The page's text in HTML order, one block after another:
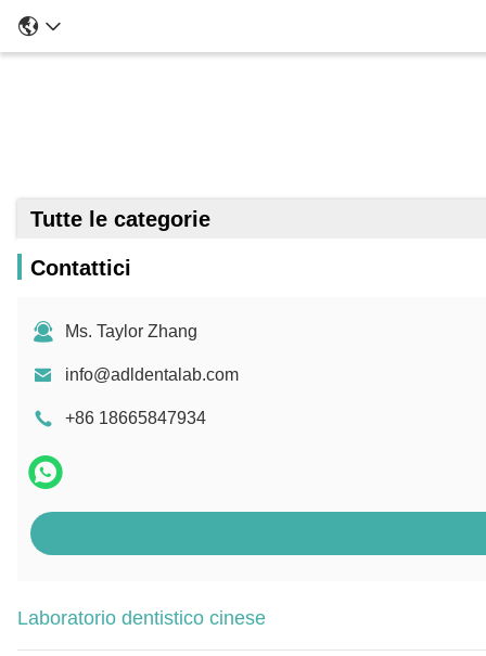
Tutte le categorie
Contattici
Ms. Taylor Zhang
info@adldentalab.com
+86 18665847934
Laboratorio dentistico cinese